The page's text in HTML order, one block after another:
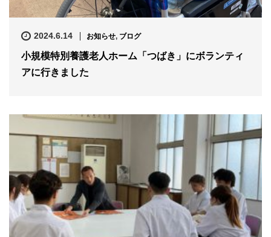
2024.6.14 お知らせ, ブログ
小規模特別養護老人ホーム「つばき」にボランティ
アに行きました